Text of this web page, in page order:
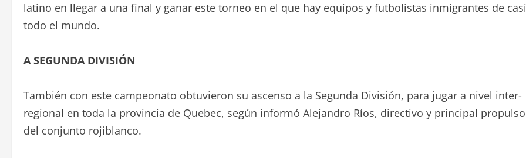
latino en llegar a una final y ganar este torneo en el que hay equipos y futbolistas inmigrantes de casi
todo el mundo.
A SEGUNDA DIVISIÓN
También con este campeonato obtuvieron su ascenso a la Segunda División, para jugar a nivel inter-
regional en toda la provincia de Quebec, según informó Alejandro Ríos, directivo y principal
del conjunto rojiblanco.